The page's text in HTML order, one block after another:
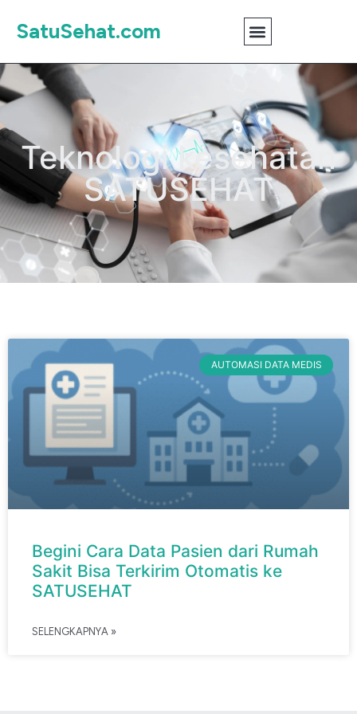
SatuSehat.com
Teknologi kesehatan
SATUSEHAT
AUTOMASI DATA MEDIS
Begini Cara Data Pasien dari Rumah
Sakit Bisa Terkirim Otomatis ke
SATUSEHAT
SELENGKAPNYA »